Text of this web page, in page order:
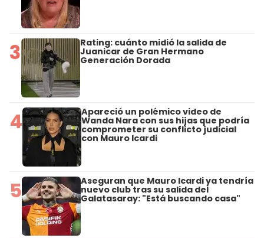
3 Rating: cuánto midió la salida de
Juanicar de Gran Hermano
Generación Dorada
4 Apareció un polémico video de
Wanda Nara con sus hijas que podría
comprometer su conflicto judicial
con Mauro Icardi
5 Aseguran que Mauro Icardi ya tendría
nuevo club tras su salida del
Galatasaray: "Está buscando casa"